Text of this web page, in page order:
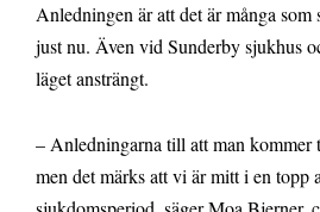
Anledningen är att det är många
just nu. Även vid Sunderby sjukhus
läget ansträngt.
– Anledningarna till att man kommer
men det märks att vi är mitt i en topp